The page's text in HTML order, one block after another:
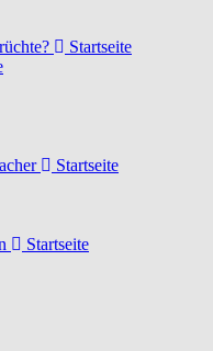
Startseite
Startseite
Startseite